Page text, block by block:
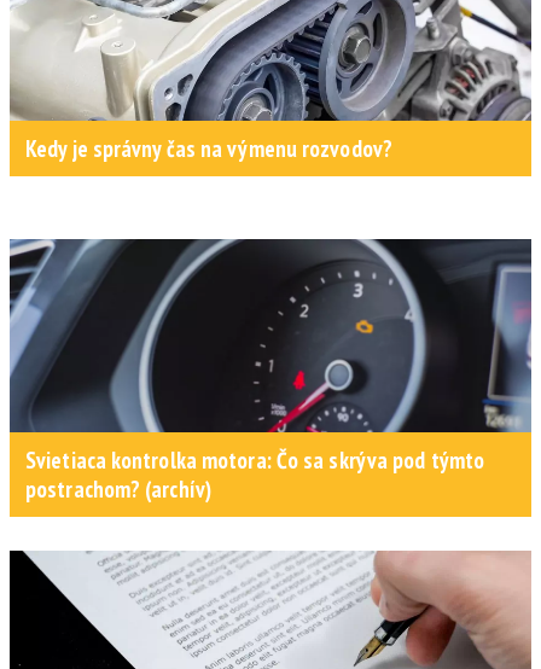
Kedy je správny čas na výmenu rozvodov?
Svietiaca kontrolka motora: Čo sa skrýva pod týmto
postrachom? (archív)